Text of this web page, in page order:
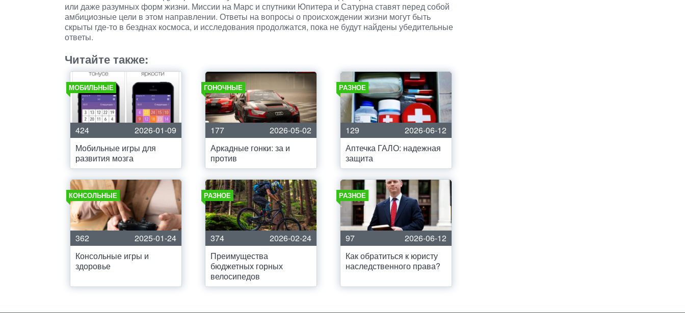
или даже разумных форм жизни. Миссии на Марс и спутники Юпитера и Сатурна ставят перед собой
амбициозные цели в этом направлении. Ответы на вопросы о происхождении жизни могут быть
скрыты где-то в безднах космоса, и исследования продолжатся, пока не будут найдены убедительные
ответы.
Читайте также:
МОБИЛЬНЫЕ
424
2026-01-09
Мобильные игры для
развития мозга
ГОНОЧНЫЕ
177
2026-05-02
Аркадные гонки: за и
против
РАЗНОЕ
129
2026-06-12
Аптечка ГАЛО: надежная
защита
КОНСОЛЬНЫЕ
362
2025-01-24
Консольные игры и
здоровье
РАЗНОЕ
374
2026-02-24
Преимущества
бюджетных горных
велосипедов
РАЗНОЕ
97
2026-06-12
Как обратиться к юристу
наследственного права?